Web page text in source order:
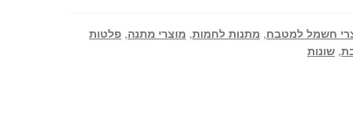
חשמל למטבח, מתנות לחמות, מוצרי מתנה,פלטות
,שונות